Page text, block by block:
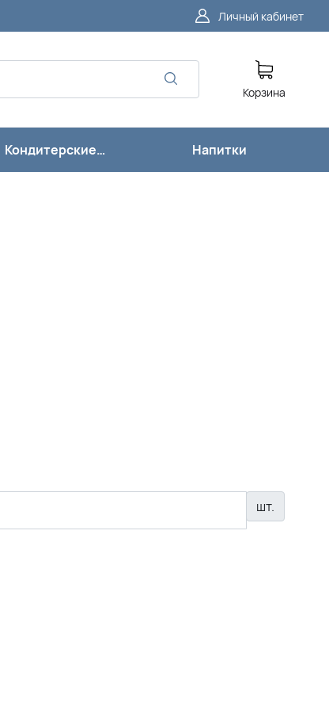
Личный кабинет
Корзина
Кондитерские
изделия
Напитки
шт.